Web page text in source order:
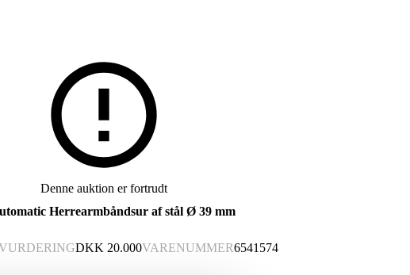
Denne auktion er fortrudt
Herrearmbåndsur af stål Ø 39 mm
DKK 20.000VARENUMMER6541574